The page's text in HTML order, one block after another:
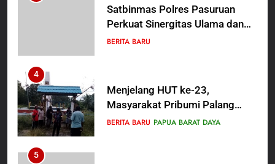
Satbinmas Polres Pasuruan
Perkuat Sinergitas Ulama dan
Umara Melalui Program Rabu
BERITA BARU
4
Menjelang HUT ke-23,
Masyarakat Pribumi Palang
Tugu Sejarah Trikora
BERITA BARU PAPUA BARAT DAYA
5